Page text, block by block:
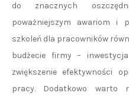
do znacznych
poważniejszym awariom i
szkoleń dla pracowników
budżecie firmy –
zwiększenie efektywności
pracy. Dodatkowo warto